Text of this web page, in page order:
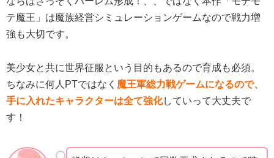
テ魔王」は魔族経営シミュレーションゲームなので戦力増
強も大切です。
美少女と共に世界征服という目的もあるので育成も必須。
ちなみに何人PTではなく 魔王軍総力戦ゲームになるので、
手に入れたキャラクターは全て強化していって大丈夫で
す！